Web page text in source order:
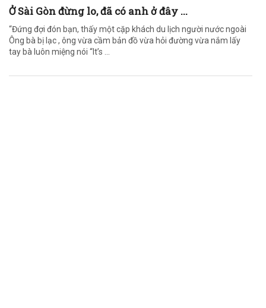
Ở Sài Gòn đừng lo, đã có anh ở đây ...
“Đứng đợi đón bạn, thấy một cặp khách du lịch người nước ngoài
Ông bà bị lạc , ông vừa cầm bản đồ vừa hỏi đường vừa nắm lấy
tay bà luôn miệng nói “It’s ...